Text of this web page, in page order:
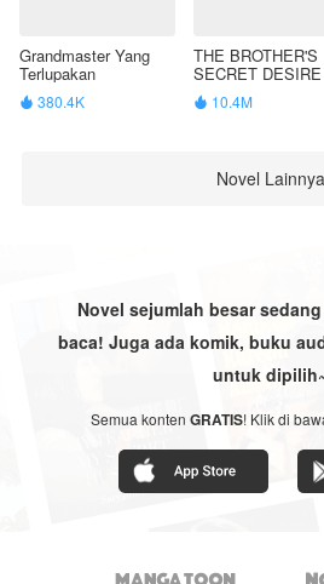
Grandmaster Yang
Terlupakan
 380.4K
THE BROTHER'S
SECRET DESIRE
 10.4M
Novel Lainnya
Novel sejumlah besar
baca! Juga ada komik, buku
untuk
Semua konten GRATIS! Klik di